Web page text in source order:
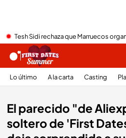
Tesh Sidi rechaza que Marruecos
Lo último A la carta Casting
El parecido "de
soltero de 'First